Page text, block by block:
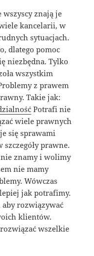
wszyscy znają je
kancelarii, w
sytuacjach.
dlatego pomoc
niezbędna. Tylko
wszystkim
z prawem
Takie jak:
Potrafi nie
wiele prawnych
się sprawami
prawne.
nie znamy i wolimy
nie mamy
Wówczas
jak potrafimy.
aby rozwiązywać
klientów.
wszelkie